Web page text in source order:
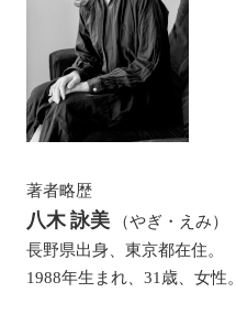
著者略歴
八木 詠美
（やぎ・えみ）
長野県出身、東京都在住。
1988年生まれ、31歳、女性。